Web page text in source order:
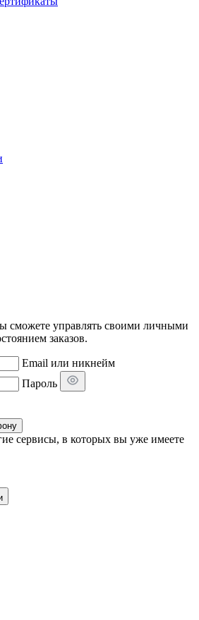
сможете управлять своими личными
заказов.
Email или никнейм
Пароль
сервисы, в которых вы уже имеете